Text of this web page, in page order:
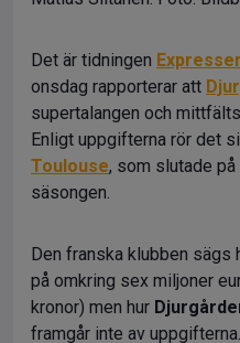
Det är tidningen
onsdag rapporterar att
supertalangen och
Enligt uppgifterna rör det
Toulouse, som slutade
säsongen.
Den franska klubben
på omkring sex miljoner
kronor) men hur
framgår inte av